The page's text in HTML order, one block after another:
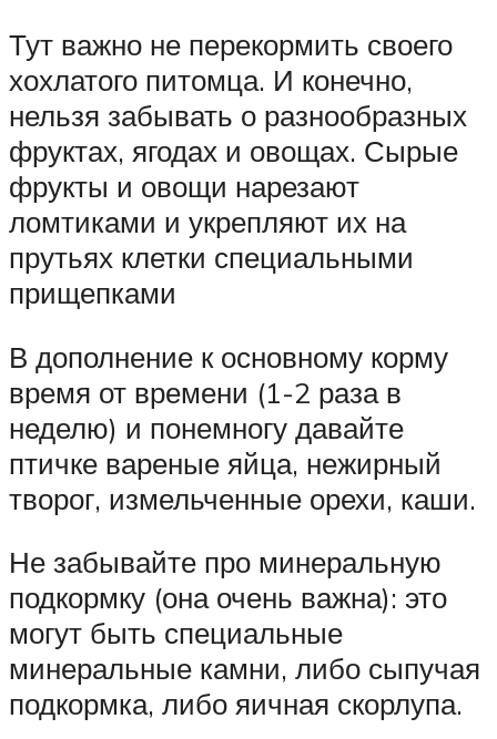
Тут важно не перекормить своего
хохлатого питомца. И конечно,
нельзя забывать о разнообразных
фруктах, ягодах и овощах. Сырые
фрукты и овощи нарезают
ломтиками и укрепляют их на
прутьях клетки специальными
прищепками
В дополнение к основному корму
время от времени (1-2 раза в
неделю) и понемногу давайте
птичке вареные яйца, нежирный
творог, измельченные орехи, каши.
Не забывайте про минеральную
подкормку (она очень важна): это
могут быть специальные
минеральные камни, либо сыпучая
подкормка, либо яичная скорлупа.